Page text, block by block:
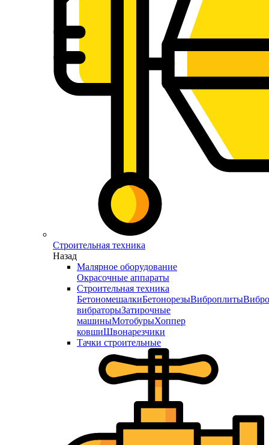
Строительная техника
Назад
Малярное оборудование
Окрасочные аппараты
Строительная техника
БетономешалкиБетонорезыВиброплиты
вибраторыЗатирочные
машиныМотобурыХоппер
ковшиШвонарезчики
Тачки строительные